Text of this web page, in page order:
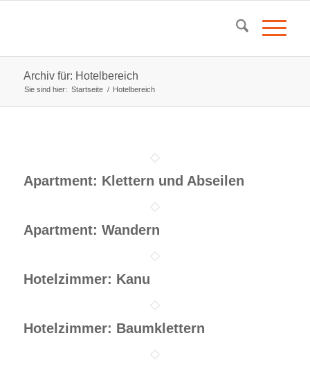
Archiv für: Hotelbereich
Sie sind hier: Startseite / Hotelbereich
Apartment: Klettern und Abseilen
Apartment: Wandern
Hotelzimmer: Kanu
Hotelzimmer: Baumklettern